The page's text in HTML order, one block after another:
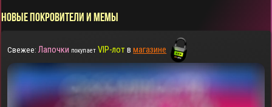
НОВЫЕ ПОКРОВИТЕЛИ И МЕМЫ
Свежее: Лапочки покупает VIP-лотвмагазине